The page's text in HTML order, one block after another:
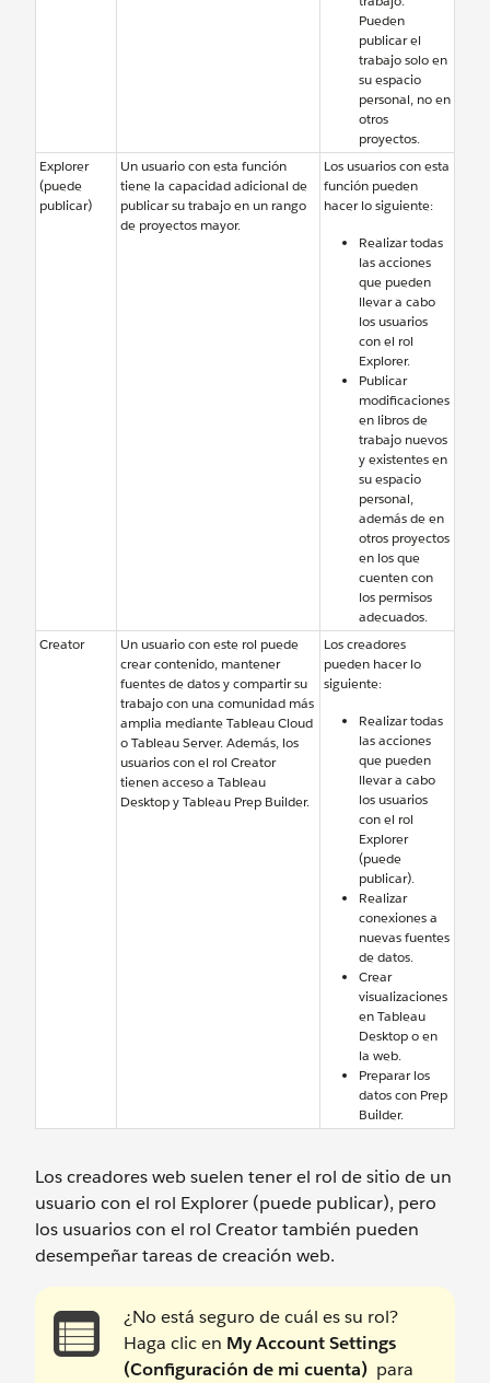
Pueden
publicar el
trabajo solo en
su espacio
personal, no en
otros
proyectos.
Explorer
(puede
publicar)
Un usuario con esta función
tiene la capacidad adicional de
publicar su trabajo en un rango
de proyectos mayor.
Los usuarios con esta
función pueden
hacer lo siguiente:
Realizar todas
las acciones
que pueden
llevar a cabo
los usuarios
con el rol
Explorer.
Publicar
modificaciones
en libros de
trabajo nuevos
y existentes en
su espacio
personal,
además de en
otros proyectos
en los que
cuenten con
los permisos
adecuados.
Creator
Un usuario con este rol puede
crear contenido, mantener
fuentes de datos y compartir su
trabajo con una comunidad más
amplia mediante Tableau Cloud
o Tableau Server. Además, los
usuarios con el rol Creator
tienen acceso a Tableau
Desktop y Tableau Prep Builder.
Los creadores
pueden hacer lo
siguiente:
Realizar todas
las acciones
que pueden
llevar a cabo
los usuarios
con el rol
Explorer
(puede
publicar).
Realizar
conexiones a
nuevas fuentes
de datos.
Crear
visualizaciones
en Tableau
Desktop o en
la web.
Preparar los
datos con Prep
Builder.
Los creadores web suelen tener el rol de sitio de un
usuario con el rol Explorer (puede publicar), pero
los usuarios con el rol Creator también pueden
desempeñar tareas de creación web.
¿No está seguro de cuál es su rol?
Haga clic en My Account Settings
(Configuración de mi cuenta) para